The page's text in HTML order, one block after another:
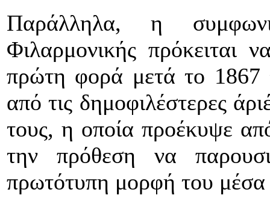
Παράλληλα, η
Φιλαρμονικής πρόκειται
πρώτη φορά μετά το 1867
από τις δημοφιλέστερες
τους, η οποία προέκυψε
την πρόθεση να
πρωτότυπη μορφή του μέσα